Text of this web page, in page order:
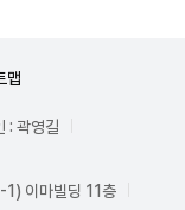
맵
: 곽영길
이마빌딩 11층